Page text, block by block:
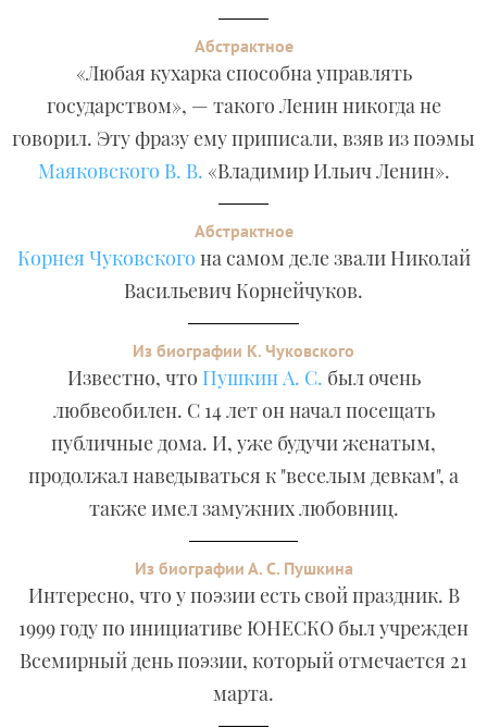
Абстрактное
«Любая кухарка способна управлять
государством», — такого Ленин никогда не
говорил. Эту фразу ему приписали, взяв из поэмы
Маяковского В. В. «Владимир Ильич Ленин».
Абстрактное
Корнея Чуковского на самом деле звали Николай
Васильевич Корнейчуков.
Из биографии К. Чуковского
Известно, что Пушкин А. С. был очень
любвеобилен. С 14 лет он начал посещать
публичные дома. И, уже будучи женатым,
продолжал наведываться к "веселым девкам", а
также имел замужних любовниц.
Из биографии А. С. Пушкина
Интересно, что у поэзии есть свой праздник. В
1999 году по инициативе ЮНЕСКО был учрежден
Всемирный день поэзии, который отмечается 21
марта.